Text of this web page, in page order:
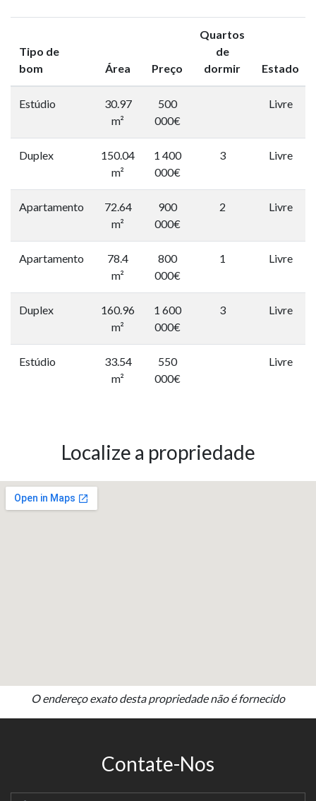
Tipo de
bom
Área Preço
Quartos
de
dormir
Estado
Estúdio
30.97
m²
500
000€
Livre
Duplex
150.04
m²
1 400
000€
3 Livre
Apartamento
72.64
m²
900
000€
2 Livre
Apartamento
78.4
m²
800
000€
1 Livre
Duplex
160.96
m²
1 600
000€
3 Livre
Estúdio
33.54
m²
550
000€
Livre
Localize a propriedade
O endereço exato desta propriedade não é fornecido
Contate-Nos